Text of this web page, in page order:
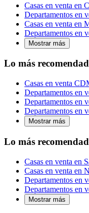
Casas en venta en
Departamentos en
Casas en venta en
Departamentos en
Mostrar más
Lo más
Casas en venta
Departamentos en
Departamentos en
Departamentos en
Mostrar más
Lo más
Casas en venta en
Casas en venta en
Departamentos en
Departamentos en
Mostrar más